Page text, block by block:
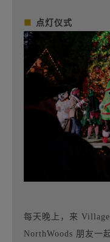
■ 点灯仪式
每天晚上，来
NorthWoods 朋友一